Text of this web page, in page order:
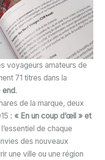
voyageurs amateurs de
71 titres dans la
.
de la marque, deux
: « En un coup d’œil » et
de chaque
des nouveaux
une ville ou une région